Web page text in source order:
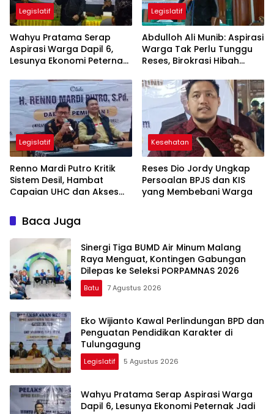
Legislatif
Wahyu Pratama Serap
Aspirasi Warga Dapil 6,
Lesunya Ekonomi Peternak
Legislatif
Abdulloh Ali Munib: Aspirasi
Warga Tak Perlu Tunggu
Reses, Birokrasi Hibah
Legislatif
Renno Mardi Putro Kritik
Sistem Desil, Hambat
Capaian UHC dan Akses
Kesehatan
Reses Dio Jordy Ungkap
Persoalan BPJS dan KIS
yang Membebani Warga
Baca Juga
Sinergi Tiga BUMD Air Minum Malang
Raya Menguat, Kontingen Gabungan
Dilepas ke Seleksi PORPAMNAS 2026
Batu 7 Agustus 2026
Eko Wijianto Kawal Perlindungan BPD dan
Penguatan Pendidikan Karakter di
Tulungagung
Legislatif 5 Agustus 2026
Wahyu Pratama Serap Aspirasi Warga
Dapil 6, Lesunya Ekonomi Peternak Jadi